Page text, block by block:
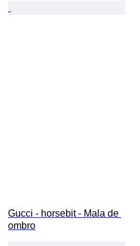
Gucci - horsebit - Mala de
ombro